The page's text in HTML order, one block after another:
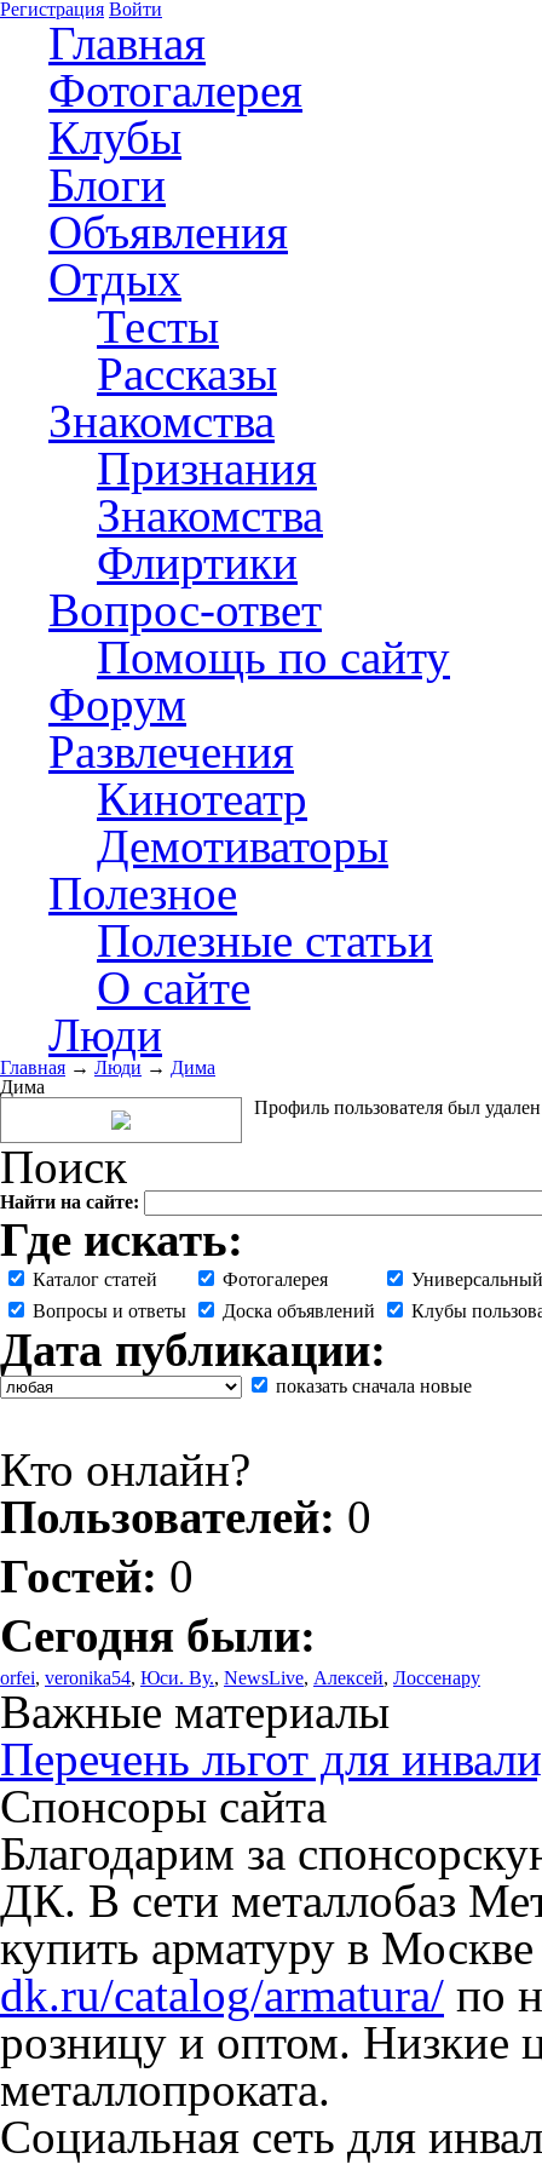
Регистрация Войти
Главная
Фотогалерея
Клубы
Блоги
Объявления
Отдых
Тесты
Рассказы
Знакомства
Признания
Знакомства
Флиртики
Вопрос-ответ
Помощь по сайту
Форум
Развлечения
Кинотеатр
Демотиваторы
Полезное
Полезные статьи
О сайте
Люди
Главная → Люди → Дима
Дима
Профиль пользователя был
Поиск
Найти на сайте:
Где искать:
Каталог статей Фотогалерея
Вопросы и ответы
Доска объявлений Клубы
Дата публикации:
показать сначала новые
Кто онлайн?
Пользователей: 0
Гостей: 0
Сегодня были:
orfei, veronika54, Юси. Ву., NewsLive, Алексей, Лоссенару
Важные материалы
Перечень льгот для
Спонсоры сайта
Благодарим за
ДК. В сети металлобаз
купить арматуру в
dk.ru/catalog/armatura/ по
розницу и оптом. Низкие
металлопроката.
Социальная сеть для